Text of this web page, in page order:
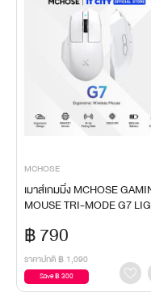
MCHOSE
เมาส์เกมมิ่ง MCHOSE
MOUSE TRI-MODE G7
Gaming Mouse
฿ 790
ราคาปกติ ฿ 1,090
Save ฿ 300